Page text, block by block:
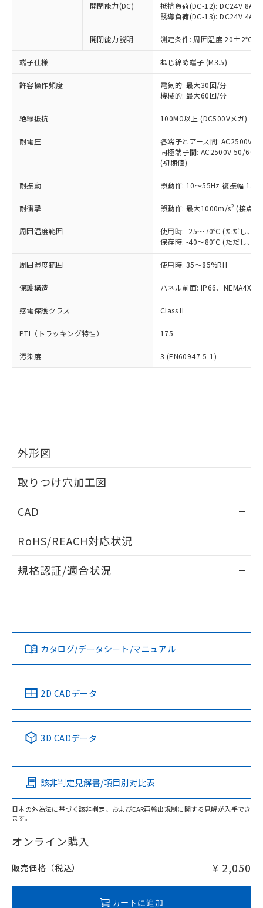
開閉能力(DC)
抵抗負荷(DC-12): DC24V 8A/
誘導負荷(DC-13): DC24V 4A/
開閉能力説明 測定条件: 周囲温度 20±2℃、
端子仕様 ねじ締め端子 (M3.5)
許容操作頻度
電気的: 最大30回/分
機械的: 最大60回/分
絶縁抵抗 100MΩ以上 (DC500Vメガ)
耐電圧
各端子とアース間: AC2500V
同極端子間: AC2500V 50/
(初期値)
耐振動 誤動作: 10～55Hz 複振幅
耐衝撃 誤動作: 最大1000m/s2 (接点
周囲温度範囲
使用時: -25～70℃ (ただし、氷
保存時: -40～80℃ (ただし、氷
周囲湿度範囲 使用時: 35～85%RH
保護構造 パネル前面: IP66、NEMA4X,
感電保護クラス Class II
PTI（トラッキング特性） 175
汚染度 3 (EN60947-5-1)
外形図
取りつけ穴加工図
CAD
ドすることができます。
ログイン/会員登録
ダウンロードデータをご利用いただく前に、以下を必ずお読
みください。
ソフトウェアの使用条件
RoHS/REACH対応状況
EU RoHS 注意事項・凡例
対応済み
中国 RoHS 注意事項・凡例
Pb Hg Cd Cr(VI)
O
在庫等で未対応品が混在する可能性があります。
問い合わせください。
規格認証/適合状況
LR型式承認
（イギリス
船舶規格）
DNV型式承認
（ノルウェー
BV型式承認
（フランス
KR型式
（韓国
No No No No
この製品の規格認証/適合状況ページへ
その他の認証はこちらのページからご検索ください
カタログ/データシート/マニュアル
2D CADデータ
3D CADデータ
該非判定見解書/項目別対比表
日本の外為法に基づく該非判定、およびEAR再輸出規制に関する見解が入手でき
ます。
オンライン購入
販売価格（税込） ¥ 2,050
カートに追加
以下の条件をお読みいただき、同意のうえ
ご利用ください。
本サービスは、当社制御機器事業取扱
商品の当社在庫状況および標準価格
(税抜)を提供させていただくもので
当社制御機器事業取扱商品の中には、
本サービスの対象外となる商品もある
ことをご了承ください。
在庫状況および標準価格照会結果は、
記載している更新日時点での社内デー
タに基づき作成されるものであり、閲
覧された時点での実際の在庫および標
準価格とは異なる場合があることをご
正式な納期状況および標準価格はお客
様のお取引先、またはお客様担当のオ
ムロン制御機器販売店・当社販売員に
オムロン制御機器販売店や当社販売拠
販売ネットワーク
」をご確認
在庫状況および標準価格結果を当社の
事前の承諾なく第三者に漏洩または開
示しないようお願いします。
マイパーツ機能（部品リスト作成サー
ビス）をご利用いただくには、I-Web
品・サービスに関するお客様との取
の共同利用に関して"
用者の範囲」に記載されている法人を
対応予定なし：EU RoHS指令（10物質）の
非含有に非対応の商品で、対応品を出す予
調査・確認中：EU RoHS指令（10物質）の
非含有の対応状況を調査中または確認中の
商品です。
非該当品：ライセンス料など無形物で、有
害物質有無と関係のない商品です。
仕入先様の事情により、非含有部品として
いたものが、含有品と判明した場合などや
むを得ず変更することがあります。
鉛(Pb) 1000ppm以下、 水銀(Hg) 1000ppm以下、 カド
六価クロム(Cr(Ⅵ)) 1000ppm以下、ポリ臭化ビフェニル
類(PBB) 1000ppm以下、ポリ臭化ジフェニルエーテル類
ルベンジル（BBP） 1000ppm以下、フタル酸ジブチル
（DBP） 1000ppm以下、フタル酸ジイソブチル
但し、RoHS指令で産業用監視および制御機器に対する
適用除外項目は除く。
フタル酸エステル類の４物質については閾値を超える意
図的な使用がないことを確認しています。
部品在庫の切り替え状況などにより、予定
月が前後することがあります。
EU RoHS指令（10物質）の非含有証明書
51物質の非含有証明書（当社基準）
※本証明書は発行日時点で非含有を証明す
物質の対応では、対応完了までの期間は出
荷製品に未対応品が混在することから備考
欄に対応日を記載しておりました。
既に当社にて対応品への在庫切替を完了
「○」：最大均質材料含有率が中国RoHSの
基準値以下であることを示します。
「×」：最大均質材料含有率が中国RoHSの
基準値を超えていることを示します。
「－」：未確認です。当社販売部門へお問
*中国RoHS10物質の基準値 (GB/T26572)：
Pb(鉛) :1000ppm、 Hg(水銀) : 1000ppm、 Cd(カドミウ
Cr(Ⅵ)(六価クロム) : 1000ppm、 PBBs(ポリ臭化ビフェ
ニル類) : 1000ppm、 PBDEs(ポリ臭化ジフェニルエーテ
ル類) : 1000ppm、
DBP(フタル酸ジブチル) : 1000ppm、 DIBP(フタル酸ジ
イソブチル) : 1000ppm、 BBP(フタル酸ブチルベンジ
DEHP(フタル酸ビス(2-エチルヘキシル)) : 1000ppm
「ｅ」：有害物質（10物質）のすべてが基
準値以下であることを示します。
「10」：通常の使用状況下において有害物
質が外部に漏えいし、環境に深刻な影響を
及ぼさない年数を意味します。
当社は、これら貴社製品のうち、外国
為替および外国貿易法に定める商品
（以下｢規制貨物等」という）を輸出
または国外への提供する場合は、日本
国政府の輸出許可(または役務取引許
可)を取得するなどの必要な手続きを
当社は規制貨物を破棄する場合は、完
全に破砕するなど、違法に輸出されな
いよう必要な手段を講じます。
当社は貴社製品を、核兵器、ミサイ
ル、化学兵器、生物兵器またはその他
武器並びにこれらの製造装置等に一切
当社は、貴社製品を第三者に販売する
場合は、上記1、2および3の内容を当
該第三者に通知します。また当社は、
販売先および販売に係わる関係者が違
法に輸出するおそれがある場合は、取
り引きをいたしません。
一定数以上の在庫あり
一定数には満たないが在庫あり
在庫なし(最新の在庫状況につ
いては、お客様のお取引先、ま
たはお客様担当のオムロン制御
機器販売店・当社販売員にご確
受注生産機種、また在庫状況の
情報を公開していない機種